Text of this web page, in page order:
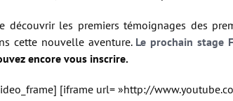
découvrir les premiers témoignages des
cette nouvelle aventure. Le prochain stage
encore vous inscrire.
[iframe url= »http://